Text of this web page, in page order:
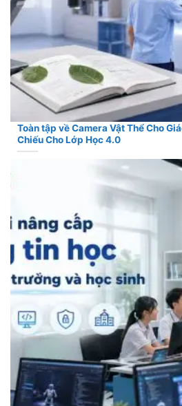
Toàn tập về Camera Vật Thể Cho
Chiếu Cho Lớp Học 4.0